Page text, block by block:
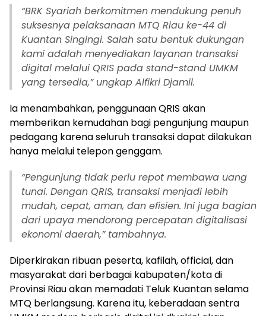
“BRK Syariah berkomitmen mendukung penuh
suksesnya pelaksanaan MTQ Riau ke-44 di
Kuantan Singingi. Salah satu bentuk dukungan
kami adalah menyediakan layanan transaksi
digital melalui QRIS pada stand-stand UMKM
yang tersedia,” ungkap Alfikri Djamil.
Ia menambahkan, penggunaan QRIS akan
memberikan kemudahan bagi pengunjung maupun
pedagang karena seluruh transaksi dapat dilakukan
hanya melalui telepon genggam.
“Pengunjung tidak perlu repot membawa uang
tunai. Dengan QRIS, transaksi menjadi lebih
mudah, cepat, aman, dan efisien. Ini juga bagian
dari upaya mendorong percepatan digitalisasi
ekonomi daerah,” tambahnya.
Diperkirakan ribuan peserta, kafilah, official, dan
masyarakat dari berbagai kabupaten/kota di
Provinsi Riau akan memadati Teluk Kuantan selama
MTQ berlangsung. Karena itu, keberadaan sentra